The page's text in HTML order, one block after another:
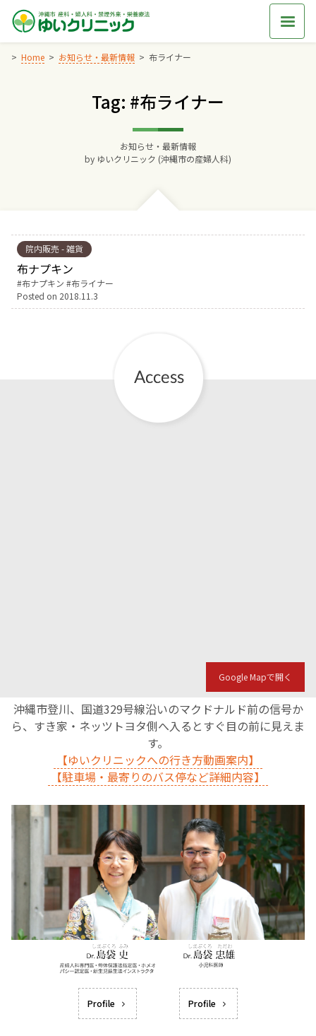
Skip
content
Home お知らせ・最新情報 布ライナー
Tag: #布ライナー
お知らせ・最新情報
by ゆいクリニック (沖縄市の産婦人科)
院内販売 - 雑貨
布ナプキン
Tags:
布ナプキン
布ライナー
Posted on 2018.11.3
Google Mapで開く
沖縄市登川、国道329号線沿いのマクドナルド前の信号か
ら、すき家・ネッツトヨタ側へ入るとすぐ目の前に見えま
す。
【ゆいクリニックへの行き方動画案内】
【駐車場・最寄りのバス停など詳細内容】
Profile Profile
Home
交通アクセス
妊婦健診
親と子の結びつき支援
母乳育児